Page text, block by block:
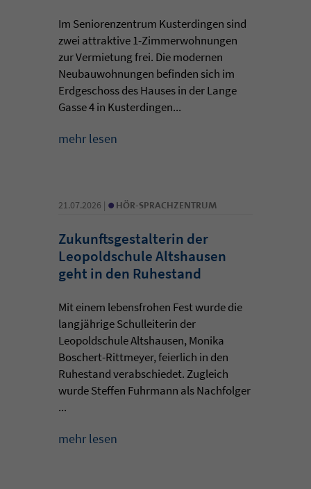
Im Seniorenzentrum Kusterdingen sind
zwei attraktive 1-Zimmerwohnungen
zur Vermietung frei. Die modernen
Neubauwohnungen befinden sich im
Erdgeschoss des Hauses in der Lange
Gasse 4 in Kusterdingen...
mehr lesen
21.07.2026 | • HÖR-SPRACHZENTRUM
Zukunftsgestalterin der
Leopoldschule Altshausen
geht in den Ruhestand
Mit einem lebensfrohen Fest wurde die
langjährige Schulleiterin der
Leopoldschule Altshausen, Monika
Boschert-Rittmeyer, feierlich in den
Ruhestand verabschiedet. Zugleich
wurde Steffen Fuhrmann als Nachfolger
...
mehr lesen